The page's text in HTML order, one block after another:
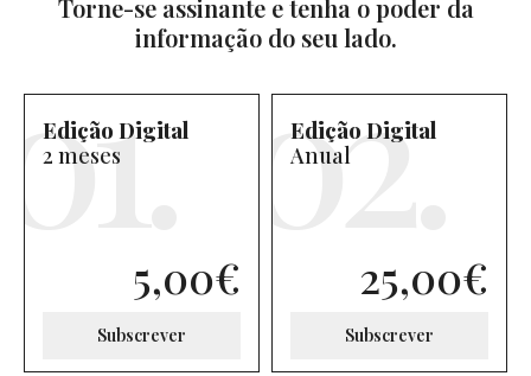
Torne-se assinante e tenha o poder da
informação do seu lado.
Edição Digital
2 meses
5,00€
Subscrever
Edição Digital
Anual
25,00€
Subscrever